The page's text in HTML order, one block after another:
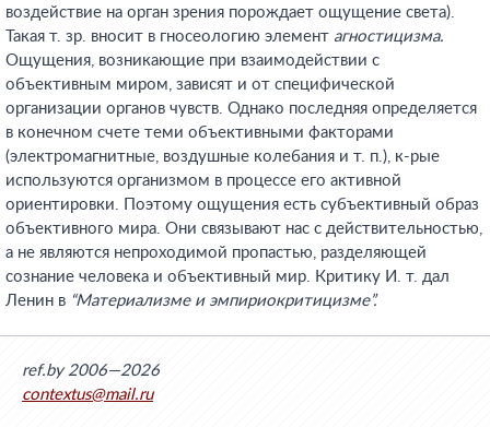
воздействие на орган зрения порождает ощущение света).
Такая т. зр. вносит в гносеологию элемент агностицизма.
Ощущения, возникающие при взаимодействии с
объективным миром, зависят и от специфической
организации органов чувств. Однако последняя определяется
в конечном счете теми объективными факторами
(электромагнитные, воздушные колебания и т. п.), к-рые
используются организмом в процессе его активной
ориентировки. Поэтому ощущения есть субъективный образ
объективного мира. Они связывают нас с действительностью,
а не являются непроходимой пропастью, разделяющей
сознание человека и объективный мир. Критику И. т. дал
Ленин в “Материализме и эмпириокритицизме”.
ref.by 2006—2026
contextus@mail.ru